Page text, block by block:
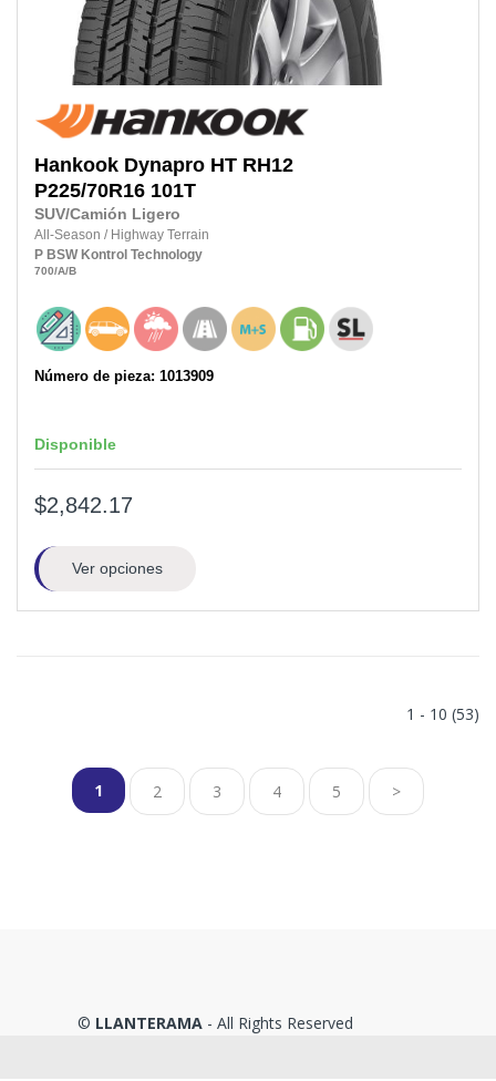
Hankook Dynapro HT RH12
P225/70R16 101T
SUV/Camión Ligero
All-Season / Highway Terrain
P BSW Kontrol Technology
700/A/B
Número de pieza: 1013909
Disponible
$2,842.17
Ver opciones
1 - 10 (53)
1 2 3 4 5 >
© LLANTERAMA - All Rights Reserved